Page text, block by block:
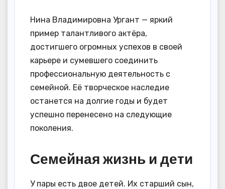
Нина Владимировна Ургант — яркий
пример талантливого актёра,
достигшего огромных успехов в своей
карьере и сумевшего соединить
профессиональную деятельность с
семейной. Её творческое наследие
останется на долгие годы и будет
успешно перенесено на следующие
поколения.
Семейная жизнь и дети
У пары есть двое детей. Их старший сын,